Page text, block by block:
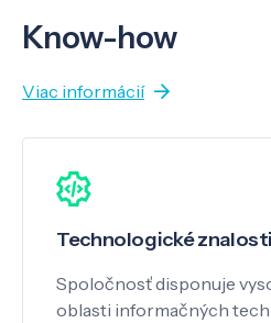
Know-how
Viac informácií
Technologické znalosti
Spoločnosť disponuje
oblasti informačných